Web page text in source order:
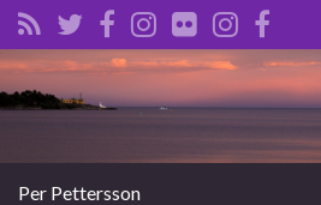
Search for:
Per Pettersson